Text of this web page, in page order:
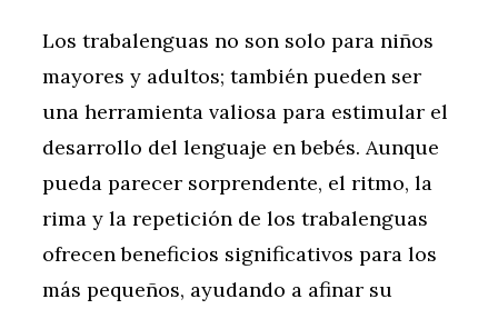
Los trabalenguas no son solo para niños
mayores y adultos; también pueden ser
una herramienta valiosa para estimular el
desarrollo del lenguaje en bebés. Aunque
pueda parecer sorprendente, el ritmo, la
rima y la repetición de los trabalenguas
ofrecen beneficios significativos para los
más pequeños, ayudando a afinar su